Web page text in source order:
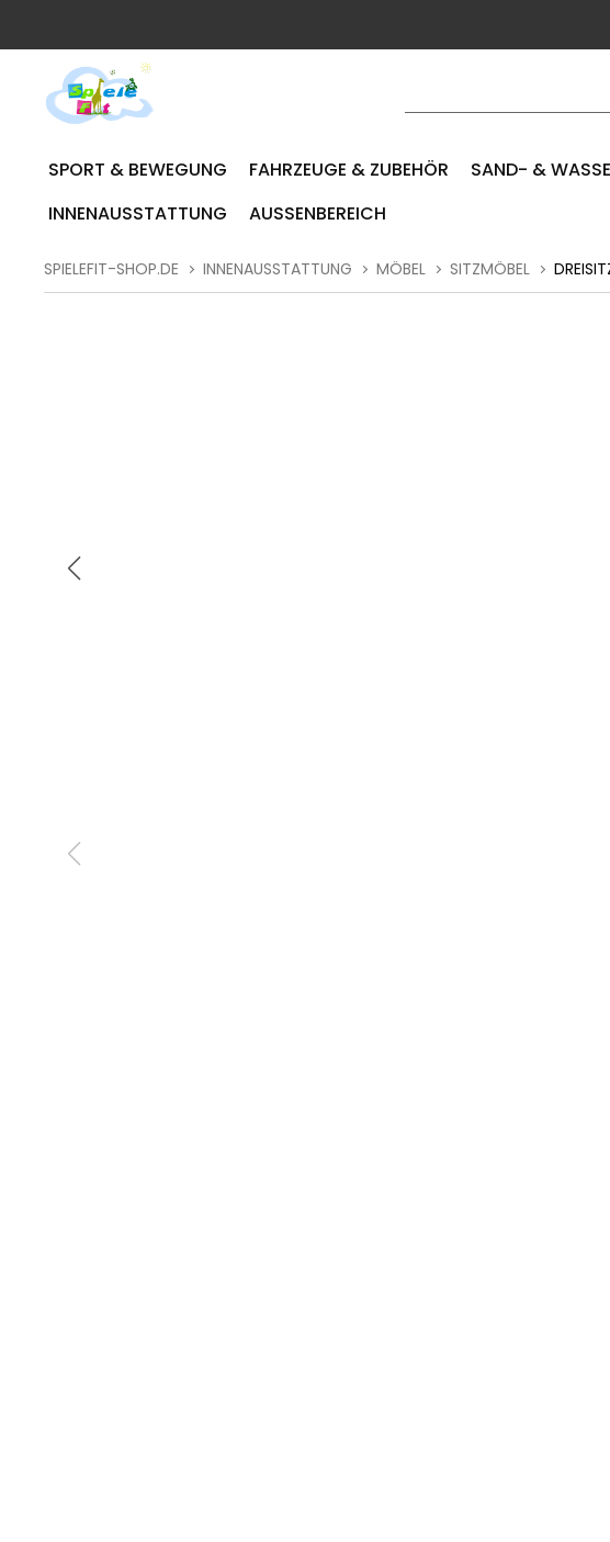
SPORT & BEWEGUNG FAHRZEUGE & ZUBEHÖR SAND- &
INNENAUSSTATTUNG
AUSSENBEREICH
SPIELEFIT-SHOP.DE INNENAUSSTATTUNG MÖBEL SITZMÖBEL